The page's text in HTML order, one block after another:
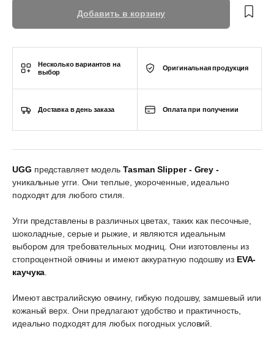
Добавить в корзину
Несколько вариантов на
выбор
Оригинальная продукция
Доставка в день заказа Оплата при получении
UGG представляет модель Tasman Slipper - Grey -
уникальные угги. Они теплые, укороченные, идеально
подходят для любого стиля.
Угги представлены в различных цветах, таких как песочные,
шоколадные, серые и рыжие, и являются идеальным
выбором для требовательных модниц. Они изготовлены из
стопроцентной овчины и имеют аккуратную подошву изEVA-
каучука.
Имеют австралийскую овчину, гибкую подошву, замшевый или
кожаный верх. Они предлагают удобство и практичность,
идеально подходят для любых погодных условий.